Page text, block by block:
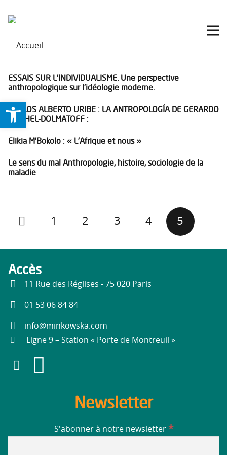
Ouvrir la barre d’outils
ESSAIS SUR L’INDIVIDUALISME. Une perspective
anthropologique sur l’idéologie moderne.
CARLOS ALBERTO URIBE : LA ANTROPOLOGÍA DE GERARDO
REICHEL-DOLMATOFF :
Elikia M’Bokolo : « L’Afrique et nous »
Le sens du mal Anthropologie, histoire, sociologie de la
maladie
1 2 3 4 5
Accès
11 Rue des Réglises - 75 020 Paris
01 53 06 84 84
info@minkowska.com
Ligne 9 – Station « Porte de Montreuil »
Newsletter
S'abonner à notre newsletter *